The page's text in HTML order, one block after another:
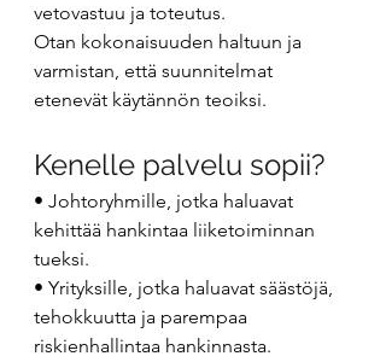
vetovastuu ja toteutus.
Otan kokonaisuuden haltuun ja
varmistan, että suunnitelmat
etenevät käytännön teoiksi.
Kenelle palvelu sopii?
• Johtoryhmille, jotka haluavat
kehittää hankintaa liiketoiminnan
tueksi.
• Yrityksille, jotka haluavat säästöjä,
tehokkuutta ja parempaa
riskienhallintaa hankinnasta.